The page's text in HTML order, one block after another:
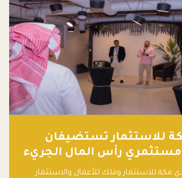
للاستثمار تستضيفان
مستثمري رأس المال الجريء
للاستثمار وفلك للأعمال والاستثمار